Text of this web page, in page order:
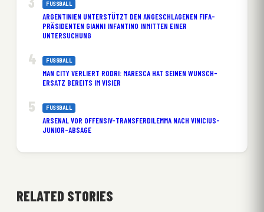
FUSSBALL
ARGENTINIEN UNTERSTÜTZT DEN ANGESCHLAGENEN FIFA-
PRÄSIDENTEN GIANNI INFANTINO INMITTEN EINER
UNTERSUCHUNG
FUSSBALL
MAN CITY VERLIERT RODRI: MARESCA HAT SEINEN WUNSCH-
ERSATZ BEREITS IM VISIER
FUSSBALL
ARSENAL VOR OFFENSIV-TRANSFERDILEMMA NACH VINICIUS-
JUNIOR-ABSAGE
RELATED STORIES